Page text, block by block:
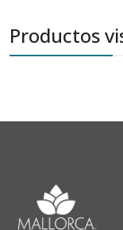
Productos